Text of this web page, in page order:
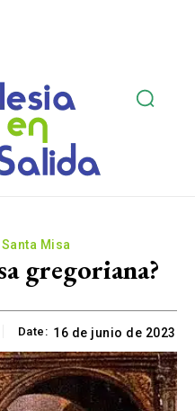
Santa Misa
gregoriana?
Date: 16 de junio de 2023